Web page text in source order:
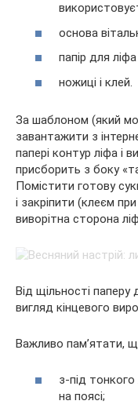
основа
папір для ліфа
ножиці і клей.
За шаблоном (який
завантажити з
папері контур ліфа і
присборить з боку
Помістити готову
і закріпити (клеєм
виворітна сторона
Від щільності
вигляд кінцевого
Важливо пам’ятати,
з-під
на поясі;